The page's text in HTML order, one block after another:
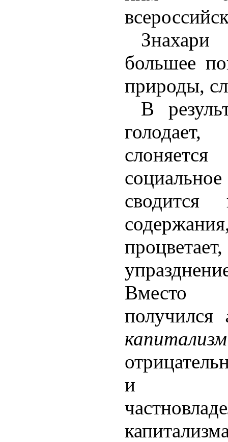
большее
природы,
В
Вместо
получился
капитализм
и